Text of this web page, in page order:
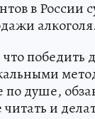
в России
алкоголя.
по душе,
и